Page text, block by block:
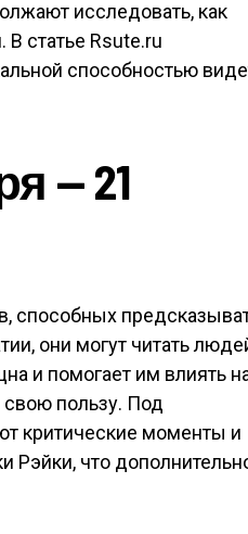
исследовать, как
статье Rsute.ru
способностью
— 21
способных
они могут читать
и помогает им влиять
свою пользу. Под
критические моменты и
Рэйки, что